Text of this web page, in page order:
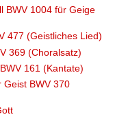
BWV 1004 für Geige
477 (Geistliches Lied)
369 (Choralsatz)
161 (Kantate)
Geist BWV 370